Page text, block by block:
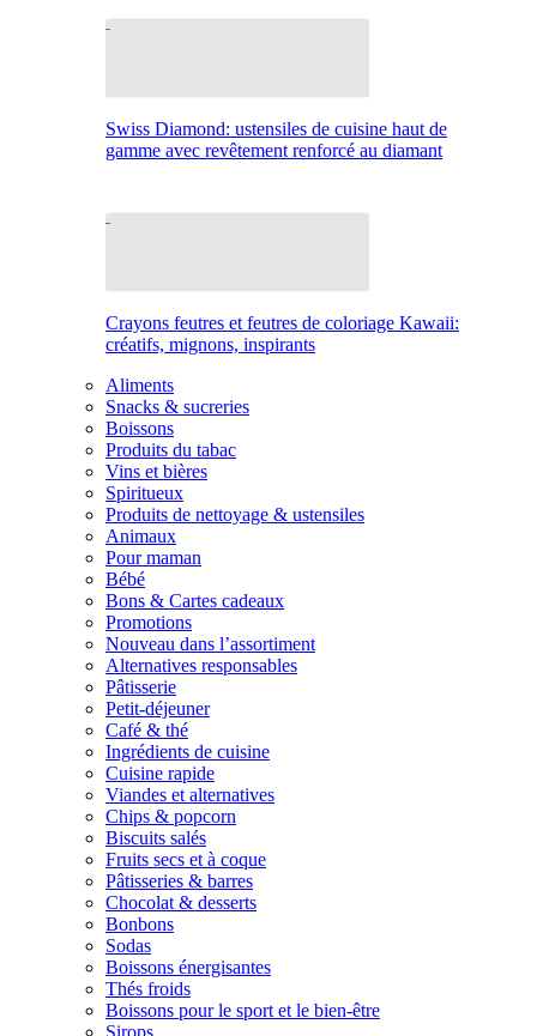
Swiss Diamond: ustensiles de cuisine haut de
gamme avec revêtement renforcé au diamant
Crayons feutres et feutres de coloriage Kawaii:
créatifs, mignons, inspirants
Aliments
Snacks & sucreries
Boissons
Produits du tabac
Vins et bières
Spiritueux
Produits de nettoyage & ustensiles
Animaux
Pour maman
Bébé
Bons & Cartes cadeaux
Promotions
Nouveau dans l’assortiment
Alternatives responsables
Pâtisserie
Petit-déjeuner
Café & thé
Ingrédients de cuisine
Cuisine rapide
Viandes et alternatives
Chips & popcorn
Biscuits salés
Fruits secs et à coque
Pâtisseries & barres
Chocolat & desserts
Bonbons
Sodas
Boissons énergisantes
Thés froids
Boissons pour le sport et le bien-être
Sirops